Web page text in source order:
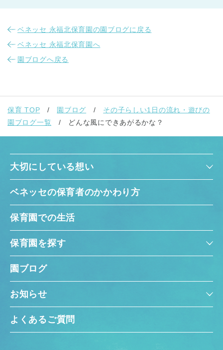
ベネッセ 永福北保育園の園ブログに戻る
ベネッセ 永福北保育園へ
園ブログへ戻る
保育 TOP 園ブログ
その子らしい1日の流れ・遊びの
園ブログ一覧
どんな風にできあがるかな？
大切にしている想い
ベネッセの保育者のかかわり方
保育園での生活
保育園を探す
園ブログ
お知らせ
よくあるご質問